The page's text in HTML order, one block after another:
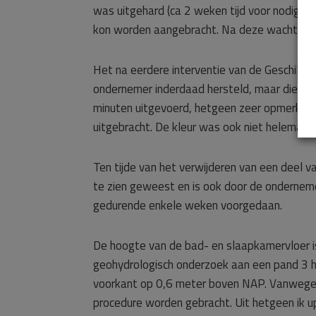
was uitgehard (ca 2 weken tijd voor nodig,
kon worden aangebracht. Na deze wachttijd
Het na eerdere interventie van de
ondernemer inderdaad hersteld, maar die
minuten uitgevoerd, hetgeen zeer
uitgebracht. De kleur was ook niet
Ten tijde van het verwijderen van een deel
te zien geweest en is ook door de
gedurende enkele weken voorgedaan.
De hoogte van de bad- en
geohydrologisch onderzoek aan een pand
voorkant op 0,6 meter boven NAP.
procedure worden gebracht. Uit hetgeen ik